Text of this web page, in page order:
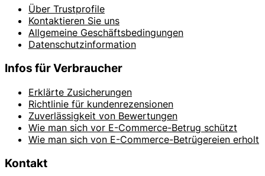
Über Trustprofile
Kontaktieren Sie uns
Allgemeine Geschäftsbedingungen
Datenschutzinformation
Infos für Verbraucher
Erklärte Zusicherungen
Richtlinie für kundenrezensionen
Zuverlässigkeit von Bewertungen
Wie man sich vor E-Commerce-Betrug schützt
Wie man sich von E-Commerce-Betrügereien erholt
Kontakt